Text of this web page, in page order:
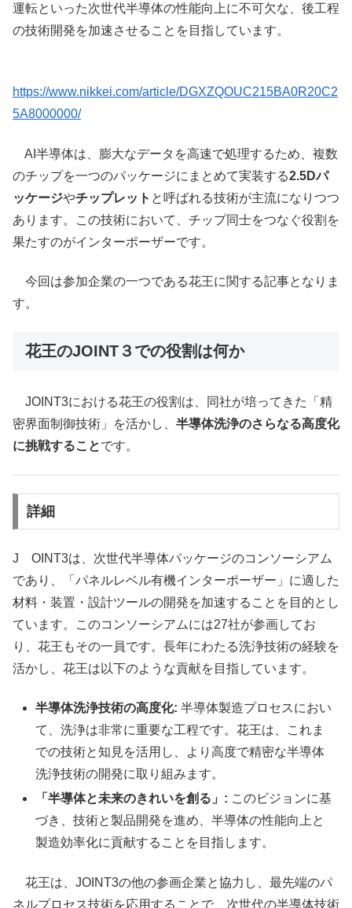
運転といった次世代半導体の性能向上に不可欠な、後工程
の技術開発を加速させることを目指しています。
https://www.nikkei.com/article/DGXZQOUC215BA0R20C2
5A8000000/
AI半導体は、膨大なデータを高速で処理するため、複数
のチップを一つのパッケージにまとめて実装する2.5Dパ
ッケージやチップレット と呼ばれる技術が主流になりつつ
あります。この技術において、チップ同士をつなぐ役割を
果たすのがインターポーザーです。
今回は参加企業の一つである花王に関する記事となりま
す。
花王のJOINT３での役割は何か
JOINT3における花王の役割は、同社が培ってきた「精
密界面制御技術」を活かし、 半導体洗浄のさらなる高度化
に挑戦することです。
詳細
J OINT3は、次世代半導体パッケージのコンソーシアム
であり、「パネルレベル有機インターポーザー」に適した
材料・装置・設計ツールの開発を加速することを目的とし
ています。このコンソーシアムには27社が参画してお
り、花王もその一員です。長年にわたる洗浄技術の経験を
活かし、花王は以下のような貢献を目指しています。
半導体洗浄技術の高度化: 半導体製造プロセスにおい
て、洗浄は非常に重要な工程です。花王は、これま
での技術と知見を活用し、より高度で精密な半導体
洗浄技術の開発に取り組みます。
「半導体と未来のきれいを創る」: このビジョンに基
づき、技術と製品開発を進め、半導体の性能向上と
製造効率化に貢献することを目指します。
花王は、JOINT3の他の参画企業と協力し、最先端のパ
ネルプロセス技術を応用することで、次世代の半導体技術